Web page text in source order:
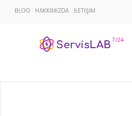
BLOG HAKKIMIZDA İLETİŞİM